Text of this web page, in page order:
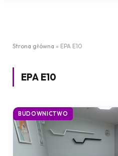
Strona główna » EPA E10
EPA E10
BUDOWNICTWO